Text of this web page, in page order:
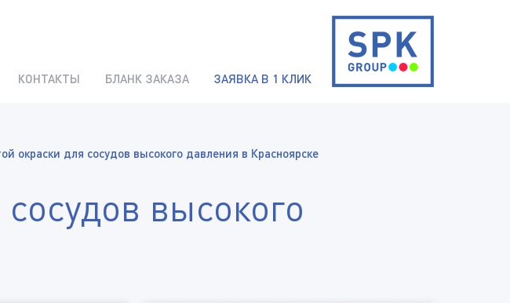
КОНТАКТЫ БЛАНК ЗАКАЗА ЗАЯВКА В 1 КЛИК
окраски для сосудов высокого давления в Красноярске
высокого